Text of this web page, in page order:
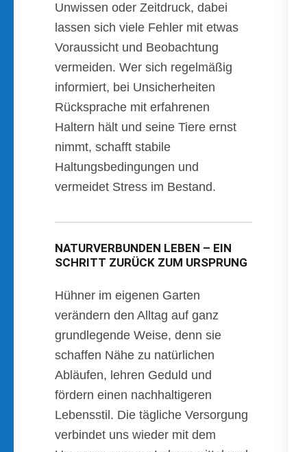
Unwissen oder Zeitdruck, dabei
lassen sich viele Fehler mit etwas
Voraussicht und Beobachtung
vermeiden. Wer sich regelmäßig
informiert, bei Unsicherheiten
Rücksprache mit erfahrenen
Haltern hält und seine Tiere ernst
nimmt, schafft stabile
Haltungsbedingungen und
vermeidet Stress im Bestand.
NATURVERBUNDEN LEBEN – EIN
SCHRITT ZURÜCK ZUM URSPRUNG
Hühner im eigenen Garten
verändern den Alltag auf ganz
grundlegende Weise, denn sie
schaffen Nähe zu natürlichen
Abläufen, lehren Geduld und
fördern einen nachhaltigeren
Lebensstil. Die tägliche Versorgung
verbindet uns wieder mit dem